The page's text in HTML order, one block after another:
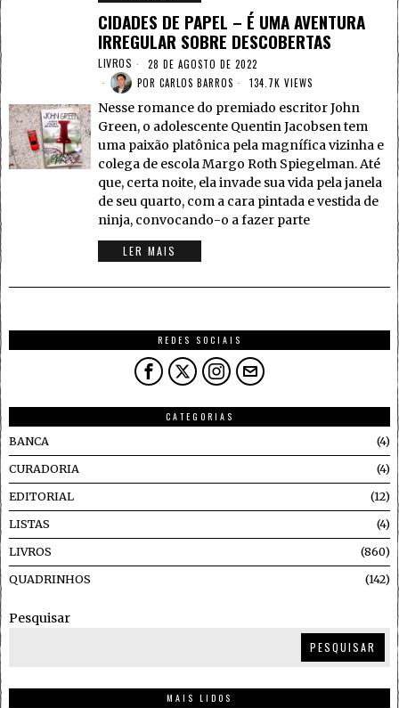
CIDADES DE PAPEL – É UMA AVENTURA
IRREGULAR SOBRE DESCOBERTAS
LIVROS
28 DE AGOSTO DE 2022
POR CARLOS BARROS 134.7K VIEWS
Nesse romance do premiado escritor John
Green, o adolescente Quentin Jacobsen tem
uma paixão platônica pela magnífica vizinha e
colega de escola Margo Roth Spiegelman. Até
que, certa noite, ela invade sua vida pela janela
de seu quarto, com a cara pintada e vestida de
ninja, convocando-o a fazer parte
LER MAIS
REDES SOCIAIS
CATEGORIAS
BANCA
4
CURADORIA 4
EDITORIAL 12
LISTAS 4
LIVROS 860
QUADRINHOS 142
Pesquisar
PESQUISAR
MAIS LIDOS